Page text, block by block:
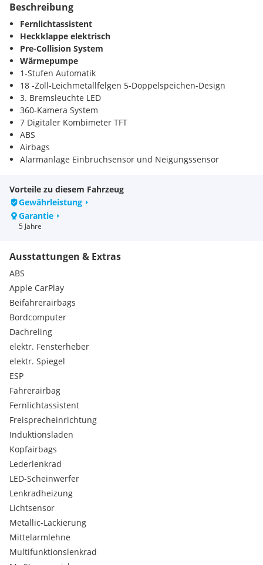
Beschreibung
Fernlichtassistent
Heckklappe elektrisch
Pre-Collision System
Wärmepumpe
1-Stufen Automatik
18 -Zoll-Leichmetallfelgen 5-Doppelspeichen-Design
3. Bremsleuchte LED
360-Kamera System
7 Digitaler Kombimeter TFT
ABS
Airbags
Alarmanlage Einbruchsensor und Neigungssensor
Anhängezugvorrichtung Vorbereitung
Antenne (DAB)
Antenne Dach
Antenne Shark-Fin Wagenfarbe
Armauflage Kunstleder Tür vorne
Armauflage hinten vorne
Aussenspiegel beheizbar
Ausstiegs-Assistent Türen
Außenspiegel Rangierunterstützung
Außenspiegel elektrisch anklappbar
Außenspiegel elektrisch einstellbar
Außenspiegel mit Einstiegsbeleuchtung
Außenspiegel mit Footlight-Funktion
Außenspiegel mit Kamera und Toter-Winkel-Warner
Beifahrersitz manuell längs und höhenverstellbar
Beschleunigungshemmung
Bluetooth Freisprecheinrichtung
Bremsleuchten Bremswarnung automatisch
Bremsleuchten LED
Dachreling schwarz
ESP
Einparkhilfen vorne mit automatischer Bremsfunktion
Einparksensoren hinten
Einstiegs- und Fußraumbeleuchtung
Fahrersitz elektrisch längs-und höhenverstellbar
Fahrersitz mit Lordosenstütze elektrisch
Fensterheber elektrisch (automatisch)
Feststellbremse elektrisch mit Hold-Funktion
Fußraum mit Ambientebeleuchtung
Vorteile zu diesem Fahrzeug
Gewährleistung
Garantie
5 Jahre
Ausstattungen & Extras
ABS
Apple CarPlay
Beifahrerairbags
Bordcomputer
Dachreling
elektr. Fensterheber
elektr. Spiegel
ESP
Fahrerairbag
Fernlichtassistent
Freisprecheinrichtung
Induktionsladen
Kopfairbags
Lederlenkrad
LED-Scheinwerfer
Lenkradheizung
Lichtsensor
Metallic-Lackierung
Mittelarmlehne
Multifunktionslenkrad